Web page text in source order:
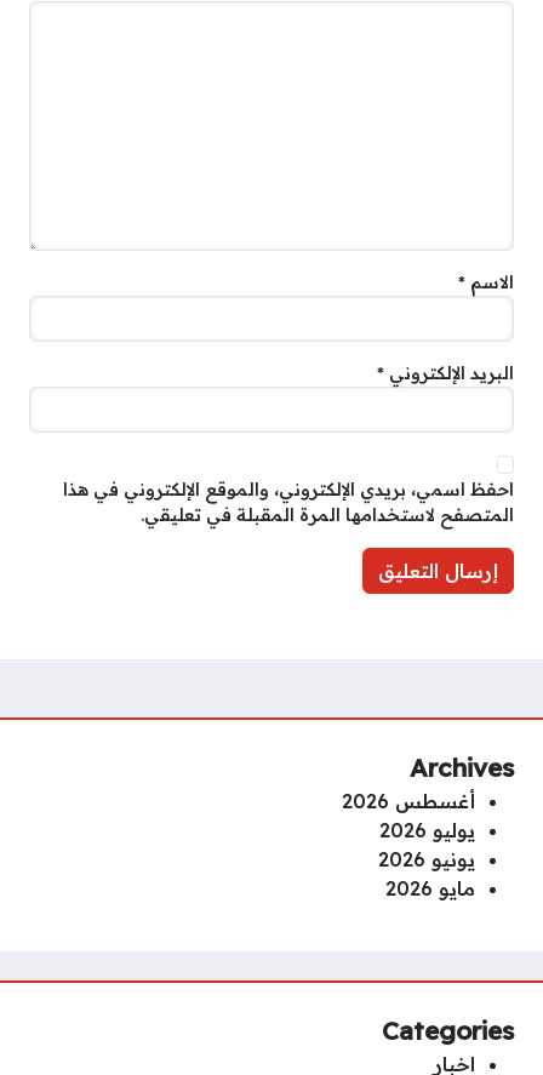
الاسم *
البريد الإلكتروني *
احفظ اسمي، بريدي الإلكتروني، والموقع الإلكتروني في هذا
المتصفح لاستخدامها المرة المقبلة في تعليقي.
Archives
أغسطس 2026
يوليو 2026
يونيو 2026
مايو 2026
Categories
اخبار